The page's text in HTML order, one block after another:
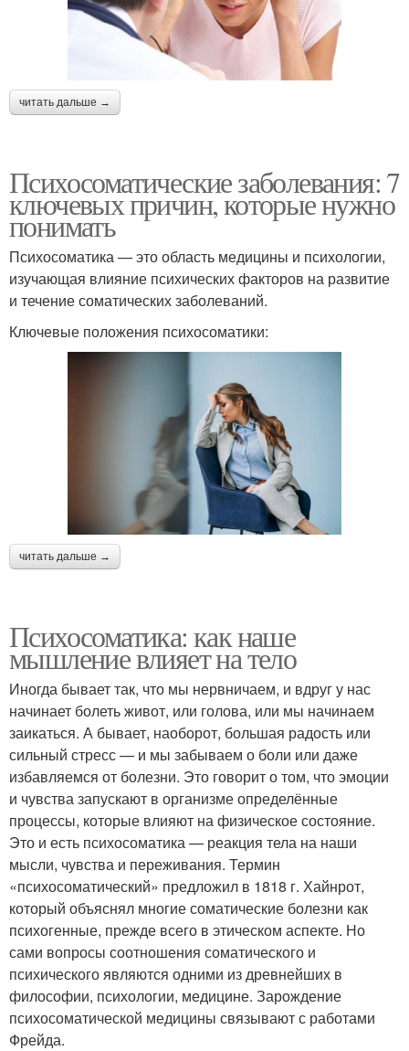
читать дальше →
Психосоматические заболевания: 7
ключевых причин, которые нужно
понимать
Психосоматика — это область медицины и психологии,
изучающая влияние психических факторов на развитие
и течение соматических заболеваний.
Ключевые положения психосоматики:
читать дальше →
Психосоматика: как наше
мышление влияет на тело
Иногда бывает так, что мы нервничаем, и вдруг у нас
начинает болеть живот, или голова, или мы начинаем
заикаться. А бывает, наоборот, большая радость или
сильный стресс — и мы забываем о боли или даже
избавляемся от болезни. Это говорит о том, что эмоции
и чувства запускают в организме определённые
процессы, которые влияют на физическое состояние.
Это и есть психосоматика — реакция тела на наши
мысли, чувства и переживания. Термин
«психосоматический» предложил в 1818 г. Хайнрот,
который объяснял многие соматические болезни как
психогенные, прежде всего в этическом аспекте. Но
сами вопросы соотношения соматического и
психического являются одними из древнейших в
философии, психологии, медицине. Зарождение
психосоматической медицины связывают с работами
Фрейда.